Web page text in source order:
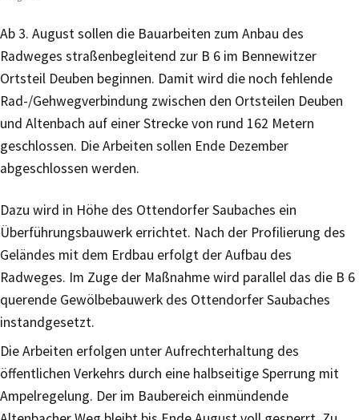
Ab 3. August sollen die Bauarbeiten zum Anbau des
Radweges straßenbegleitend zur B 6 im Bennewitzer
Ortsteil Deuben beginnen. Damit wird die noch fehlende
Rad-/Gehwegverbindung zwischen den Ortsteilen Deuben
und Altenbach auf einer Strecke von rund 162 Metern
geschlossen. Die Arbeiten sollen Ende Dezember
abgeschlossen werden.
Dazu wird in Höhe des Ottendorfer Saubaches ein
Überführungsbauwerk errichtet. Nach der Profilierung des
Geländes mit dem Erdbau erfolgt der Aufbau des
Radweges. Im Zuge der Maßnahme wird parallel das die B 6
querende Gewölbebauwerk des Ottendorfer Saubaches
instandgesetzt.
Die Arbeiten erfolgen unter Aufrechterhaltung des
öffentlichen Verkehrs durch eine halbseitige Sperrung mit
Ampelregelung. Der im Baubereich einmündende